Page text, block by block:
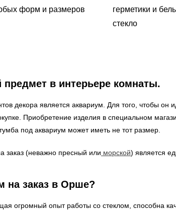
форм и размеров
герметики и
стекло
предмет в интерьере комнаты.
декора является аквариум. Для того, чтобы он
Приобретение изделия в специальном
под аквариум может иметь не тот размер.
заказ (неважно пресный или морской) является
на заказ в Орше?
огромный опыт работы со стеклом, способна